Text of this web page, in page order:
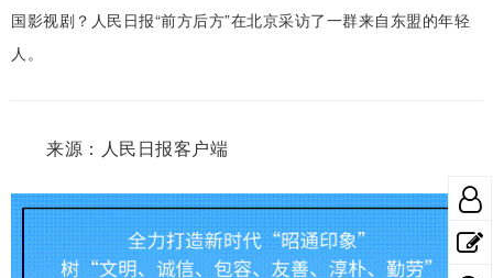
国影视剧？人民日报“前方后方”在北京采访了一群来自东盟的年轻
人。
来源：人民日报客户端